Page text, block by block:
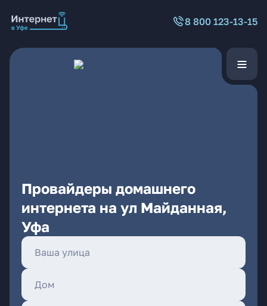
8 800 123-13-15
Провайдеры домашнего
интернета на ул Майданная,
Уфа